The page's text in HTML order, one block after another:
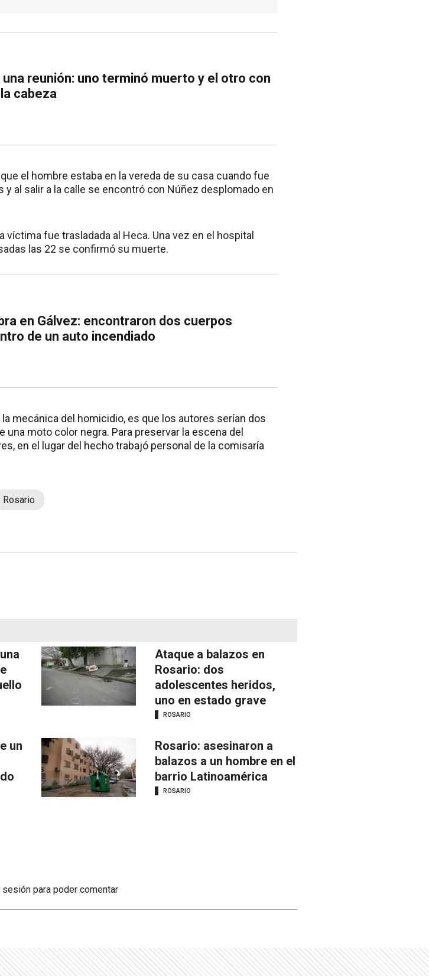
una reunión: uno terminó muerto y el otro con
cabeza
el hombre estaba en la vereda de su casa cuando fue
al salir a la calle se encontró con Núñez desplomado en
víctima fue trasladada al Heca. Una vez en el hospital
las 22 se confirmó su muerte.
en Gálvez: encontraron dos cuerpos
de un auto incendiado
mecánica del homicidio, es que los autores serían dos
moto color negra. Para preservar la escena del
en el lugar del hecho trabajó personal de la comisaría
Rosario
Ataque a balazos en
Rosario: dos
adolescentes heridos,
uno en estado grave
ROSARIO
un
Rosario: asesinaron a
balazos a un hombre en el
barrio Latinoamérica
ROSARIO
sesión para poder comentar